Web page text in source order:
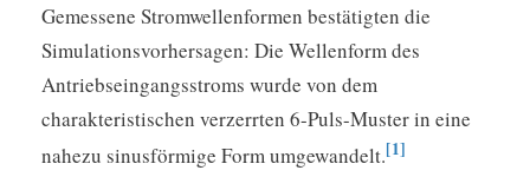
Gemessene Stromwellenformen bestätigten die
Simulationsvorhersagen: Die Wellenform des
Antriebseingangsstroms wurde von dem
charakteristischen verzerrten 6-Puls-Muster in eine
nahezu sinusförmige Form umgewandelt.[1]